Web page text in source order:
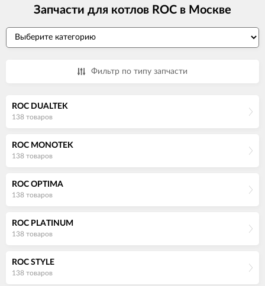
Запчасти для котлов ROC в Москве
Фильтр по типу запчасти
ROC DUALTEK
138 товаров
ROC MONOTEK
138 товаров
ROC OPTIMA
138 товаров
ROC PLATINUM
138 товаров
ROC STYLE
138 товаров